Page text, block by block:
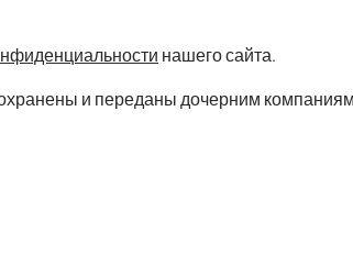
нашего сайта.
и переданы дочерним